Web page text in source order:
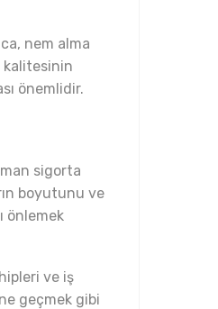
nem alma
kalitesinin
önemlidir.
sigorta
boyutunu ve
önlemek
ve iş
geçmek gibi